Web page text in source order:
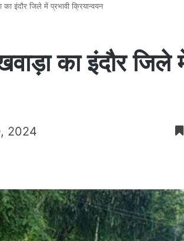
का इंदौर जिले में प्रभावी क्रियान्वयन
का इंदौर जिले
2024